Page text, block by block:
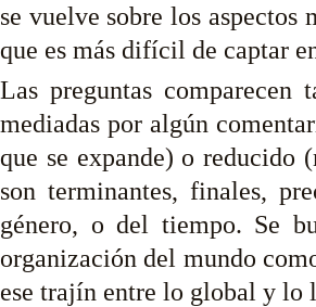
se vuelve sobre los
que es más difícil de captar
Las preguntas
mediadas por algún
que se expande) o reducido
son terminantes, finales,
género, o del tiempo. Se
organización del mundo
ese trajín entre lo global y lo